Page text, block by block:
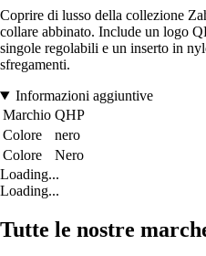
Coprire di lusso della collezione
collare abbinato. Include un logo
singole regolabili e un inserto in
sfregamenti.
Informazioni aggiuntive
Marchio QHP
Colore
nero
Colore
Nero
Loading...
Loading...
Tutte le nostre